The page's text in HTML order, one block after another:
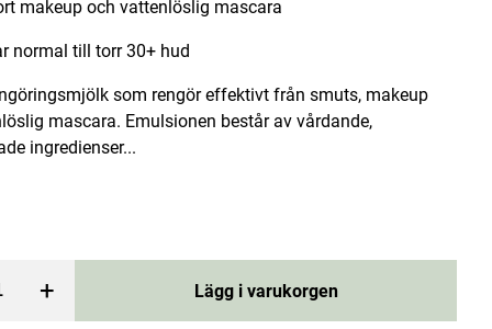
Lägg i varukorgen
makeup och vattenlöslig mascara
normal till torr 30+ hud
som rengör effektivt från smuts, makeup
mascara. Emulsionen består av vårdande,
ingredienser...
+ Lägg i varukorgen